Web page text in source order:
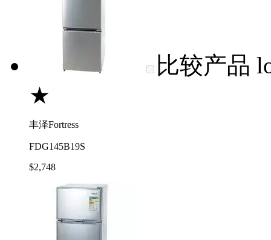
比较产品
★
丰泽Fortress
FDG145B19S
$2,748